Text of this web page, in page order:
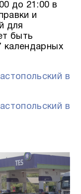
до 21:00 в
и
для
быть
календарных
в
в